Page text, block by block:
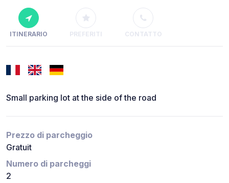
ITINERARIO PREFERITI CONTATTO
Small parking lot at the side of the road
Prezzo di parcheggio
Gratuit
Numero di parcheggi
2